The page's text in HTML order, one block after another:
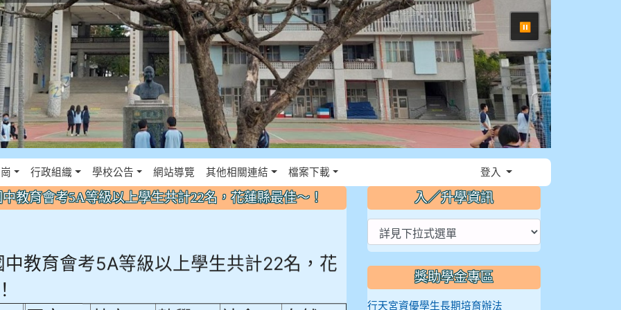
⏸
景設定行政組織 學校公告 網站導覽 其他相關連結 檔案下載 登入
教育會考5A等級以上學生共計22名，花蓮縣最佳～！
中教育會考5A等級以上學生共計22名，花
入／升學資訊
獎助學金專區
行天宮資優學生長期培育辦法